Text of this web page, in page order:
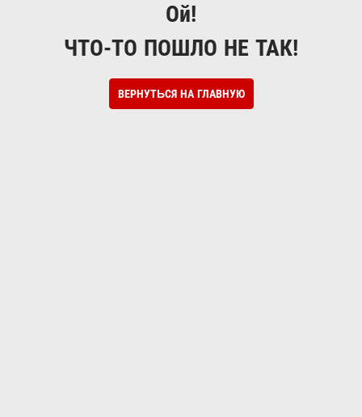
Ой!
ЧТО-ТО ПОШЛО НЕ ТАК!
ВЕРНУТЬСЯ НА ГЛАВНУЮ